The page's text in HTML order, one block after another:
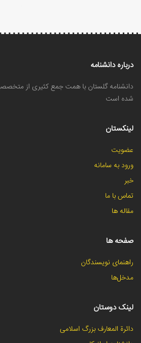
درباره دانشنامه
دانشنامه گلستان با همت جمع کثیری از
شده است
لینکستان
عضویت
ورود به سامانه
خبر
تماس با ما
مقاله ها
صفحه ها
راهنمای نویسندگان
مدخل‌ها
لینک دوستان
دائرة المعارف بزرگ اسلامی